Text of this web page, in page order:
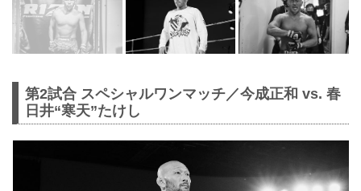
第2試合 スペシャルワンマッチ／今成正和 vs. 春
日井“寒天”たけし